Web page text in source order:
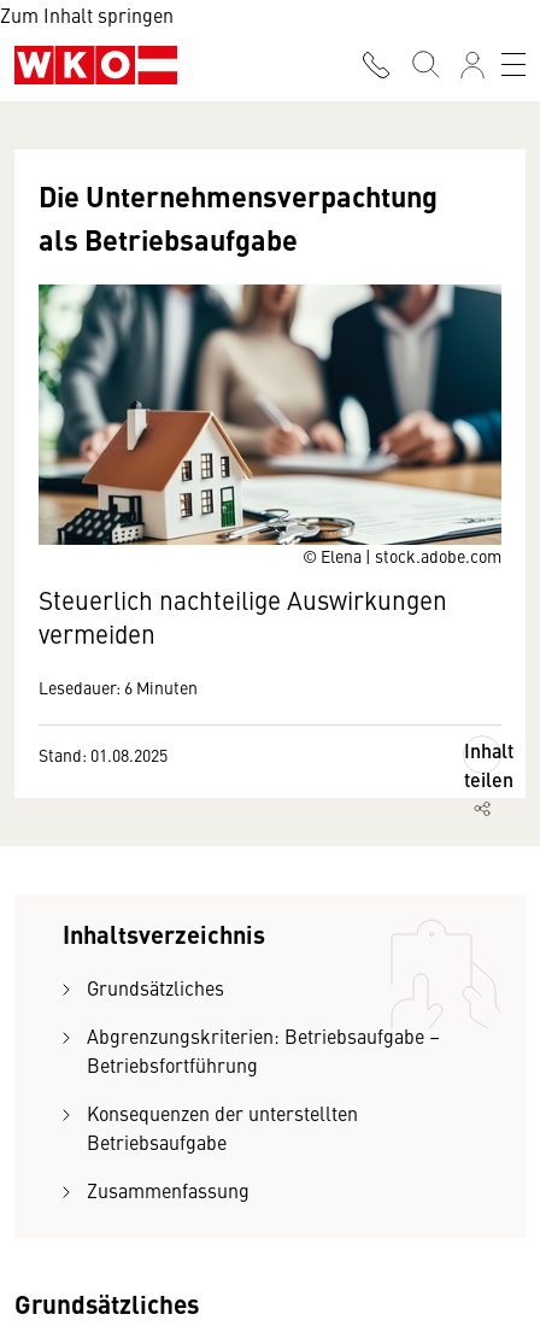
Zum Inhalt springen
© Elena | stock.adobe.com
Die Unternehmensverpachtung
als Betriebsaufgabe
Steuerlich nachteilige Auswirkungen
vermeiden
Lesedauer: 6 Minuten
Stand: 01.08.2025
Inhalt
teilen
Inhaltsverzeichnis
Grundsätzliches
Abgrenzungskriterien: Betriebsaufgabe –
Betriebsfortführung
Konsequenzen der unterstellten
Betriebsaufgabe
Zusammenfassung
Grundsätzliches